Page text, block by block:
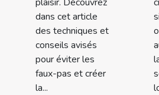
dans cet article
des techniques et
conseils avisés
pour éviter les
faux-pas et créer
la...